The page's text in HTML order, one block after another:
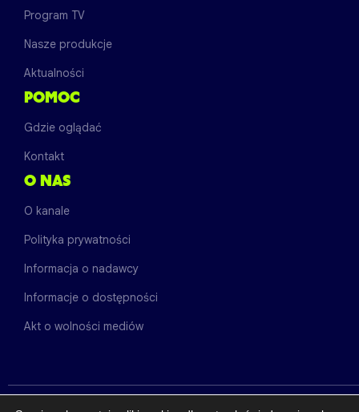
Program TV
Nasze produkcje
Aktualności
POMOC
Gdzie oglądać
Kontakt
O NAS
O kanale
Polityka prywatności
Informacja o nadawcy
Informacje o dostępności
Akt o wolności mediów